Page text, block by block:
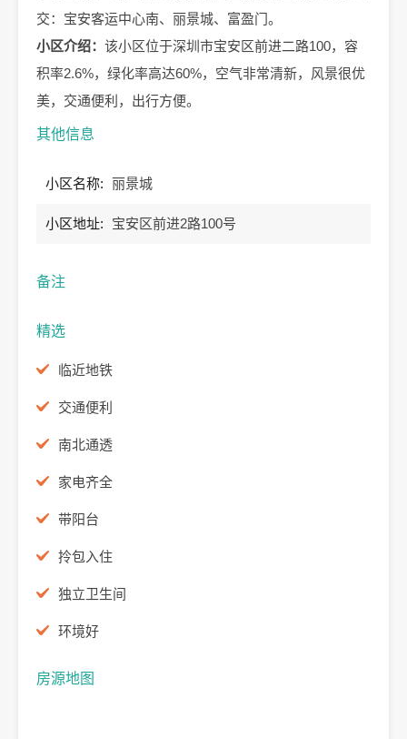
交：宝安客运中心南、丽景城、富盈门。
小区介绍： 该小区位于深圳市宝安区前进二路100，容
积率2.6%，绿化率高达60%，空气非常清新，风景很优
美，交通便利，出行方便。
其他信息
小区名称: 丽景城
小区地址: 宝安区前进2路100号
备注
精选
临近地铁
交通便利
南北通透
家电齐全
带阳台
拎包入住
独立卫生间
环境好
房源地图